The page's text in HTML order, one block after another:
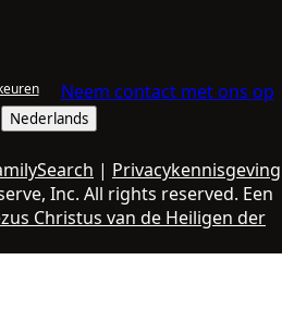
Neem contact met ons op
Nederlands
| Privacykennisgeving
Inc. All rights reserved. Een
Christus van de Heiligen der